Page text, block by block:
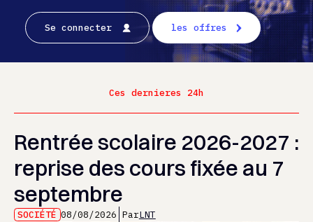
Se connecter les offres
Ces dernieres 24h
Rentrée scolaire 2026-2027 :
reprise des cours fixée au 7
septembre
SOCIÉTÉ 08/08/2026 ParLNT